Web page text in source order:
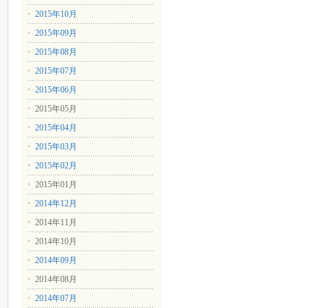
2015年10月
2015年09月
2015年08月
2015年07月
2015年06月
2015年05月
2015年04月
2015年03月
2015年02月
2015年01月
2014年12月
2014年11月
2014年10月
2014年09月
2014年08月
2014年07月